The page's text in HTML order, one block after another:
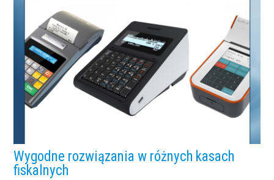
Wygodne rozwiązania w różnych kasach
fiskalnych